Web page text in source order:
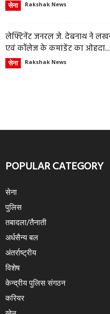
सेना Rakshak News
लेफ्टिनेंट जनरल जे. देबनाथ ने
एवं कॉलेज के कमांडेंट का ओहदा...
सेना Rakshak News
POPULAR CATEGORY
सेना
पुलिस
तबादला/तैनाती
अर्धसैन्य बल
अंतर्राष्ट्रीय
विशेष
केन्द्रीय पुलिस संगठन
करियर